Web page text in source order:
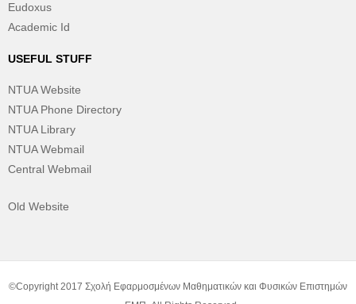
Eudoxus
Academic Id
USEFUL STUFF
NTUA Website
NTUA Phone Directory
NTUA Library
NTUA Webmail
Central Webmail
Old Website
©Copyright 2017 Σχολή Εφαρμοσμένων Μαθηματικών και Φυσικών Επιστημών